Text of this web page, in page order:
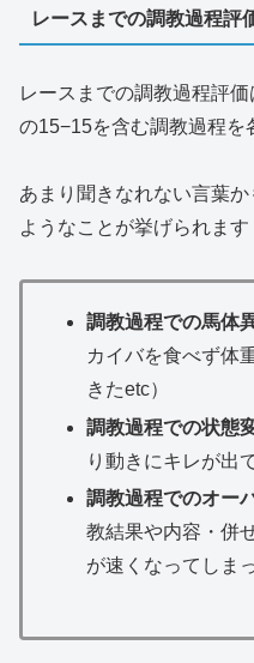
レースまでの調教過程評
レースまでの調教過程評
の15−15を含む調教過程を
あまり聞きなれない言葉
ようなことが挙げられます
調教過程での馬体
カイバを食べず体
きたetc）
調教過程での状態
り動きにキレが出
調教過程でのオー
教結果や内容・併
が速くなってしま